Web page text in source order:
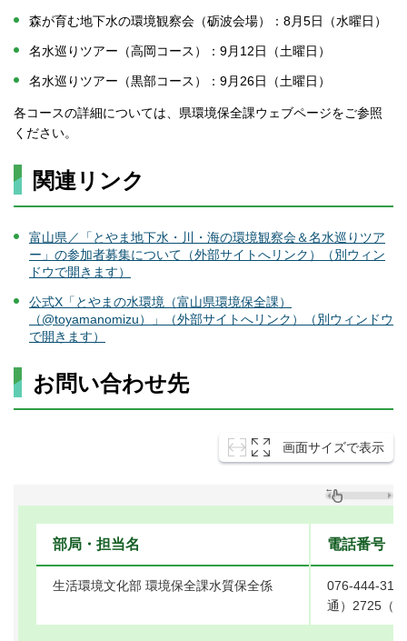
森が育む地下水の環境観察会（砺波会場）：8月5日（水曜日）
名水巡りツアー（高岡コース）：9月12日（土曜日）
名水巡りツアー（黒部コース）：9月26日（土曜日）
各コースの詳細については、県環境保全課ウェブページをご参照
ください。
関連リンク
富山県／「とやま地下水・川・海の環境観察会＆名水巡りツア
ー」の参加者募集について（外部サイトへリンク）（別ウィン
ドウで開きます）
公式X「とやまの水環境（富山県環境保全課）
（@toyamanomizu）」（外部サイトへリンク）（別ウィンドウ
で開きます）
お問い合わせ先
画面サイズで表示
部局・担当名 電話番号
生活環境文化部 環境保全課水質保全係
076-444-
通）2725（